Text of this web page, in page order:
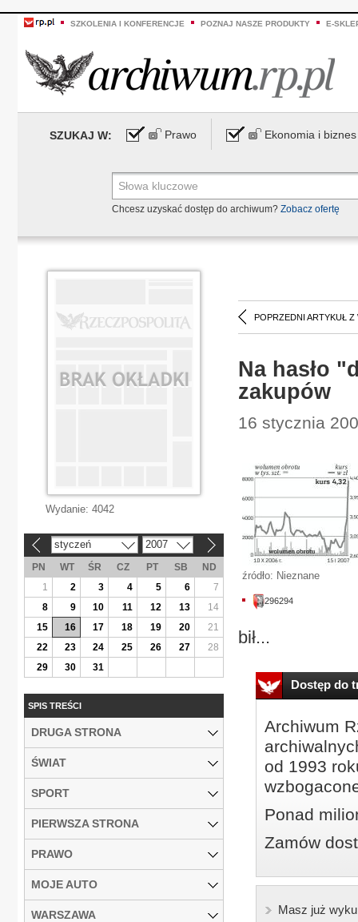
SZKOLENIA I KONFERENCJE POZNAJ NASZE PRODUKTY E-
SZUKAJ W: Prawo Ekonomia i biznes
Chcesz uzyskać dostęp do archiwum? Zobacz ofertę
POPRZEDNI ARTYKUŁ Z
Na hasło
zakupów
16 stycznia
źródło: Nieznane
296294
bił...
Dostęp do
Archiwum
od 1993
Ponad
Zamów
Masz już
Wydanie: 4042
styczeń 2007
PN WT ŚR CZ PT SB
ND
1
2 3 4 5 6
7
8
9 10 11 12 13
14
15
16 17 18 19 20
21
22
23 24 25 26 27
28
29
30 31
SPIS TREŚCI
DRUGA STRONA
ŚWIAT
SPORT
PIERWSZA STRONA
PRAWO
MOJE AUTO
WARSZAWA